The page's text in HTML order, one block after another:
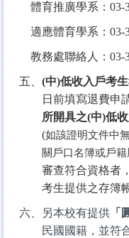
體育推廣學系：03-
適應體育學系：03-
教務處聯絡人：03-
五、 (中)低收入戶考
日前填寫退費申
所開具之(中)低
(如該證明文件中
關戶口名簿或戶
審查符合資格者
考生提供之存簿
六、另本校有提供 「
民國國籍，並符